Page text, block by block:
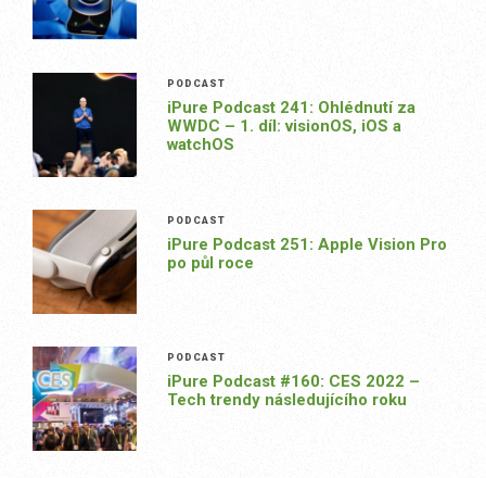
PODCAST
iPure Podcast 241: Ohlédnutí za
WWDC – 1. díl: visionOS, iOS a
watchOS
PODCAST
iPure Podcast 251: Apple Vision Pro
po půl roce
PODCAST
iPure Podcast #160: CES 2022 –
Tech trendy následujícího roku